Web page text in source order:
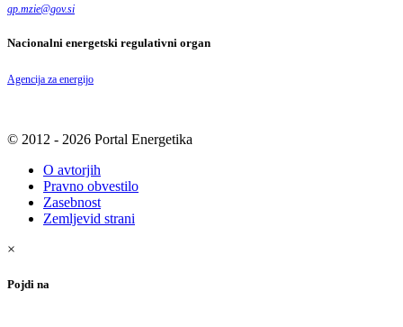
gp.mzie@gov.si
Nacionalni energetski regulativni organ
Agencija za energijo
© 2012 - 2026 Portal Energetika
O avtorjih
Pravno obvestilo
Zasebnost
Zemljevid strani
×
Pojdi na